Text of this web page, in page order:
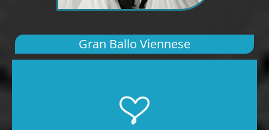
Gran Ballo Viennese